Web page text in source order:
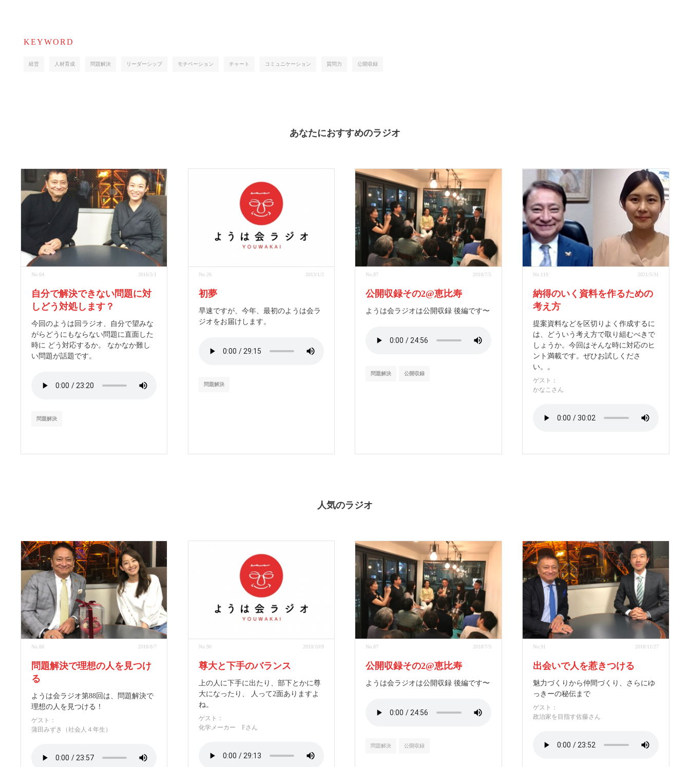
KEYWORD
経営 人材育成 問題解決 リーダーシップ モチベーション チャート コミュニケーション 質問力 公開収録
あなたにおすすめのラジオ
No.64 2016/5/1
自分で解決できない問題に対
しどう対処します？
今回のようは回ラジオ、自分で望みな
がらどうにもならない問題に直面した
時に どう対応するか。 なかなか難し
い問題が話題です。
問題解決
No.26 2013/1/2
初夢
早速ですが、今年、最初のようは会ラ
ジオをお届けします。
問題解決
No.87 2018/7/5
公開収録その2@恵比寿
ようは会ラジオは公開収録 後編です〜
問題解決 公開収録
No.119 2021/5/31
納得のいく資料を作るための
考え方
提案資料などを区切りよく作成するに
は、どういう考え方で取り組むべきで
しょうか。今回はそんな時に対応のヒ
ント満載です。ぜひお試しくださ
い。。
ゲスト：
かなこさん
人気のラジオ
No.88 2018/8/7
問題解決で理想の人を見つけ
る
ようは会ラジオ第88回は、問題解決で
理想の人を見つける！
ゲスト：
蒲田みずき（社会人４年生）
No.90 2018/10/9
尊大と下手のバランス
上の人に下手に出たり、部下とかに尊
大になったり、 人って2面ありますよ
ね。
ゲスト：
化学メーカー Fさん
No.87 2018/7/5
公開収録その2@恵比寿
ようは会ラジオは公開収録 後編です〜
問題解決 公開収録
No.91 2018/11/27
出会いで人を惹きつける
魅力づくりから仲間づくり、さらにゆ
っきーの秘伝まで
ゲスト：
政治家を目指す佐藤さん